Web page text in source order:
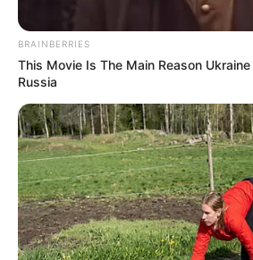
την
ΗΠΑ: Ο Αμερικανικός
Ερυθρός Σταυρός πιάστηκε
να αναμειγνύει αίμα
εμβολιασμένων με αίμα...
Ο
στην
BRAINBERRIES
This Movie Is The Main Reason
Russia